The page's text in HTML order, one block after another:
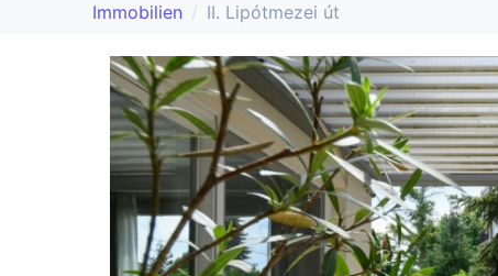
Immobilien
II. Lipótmezei út